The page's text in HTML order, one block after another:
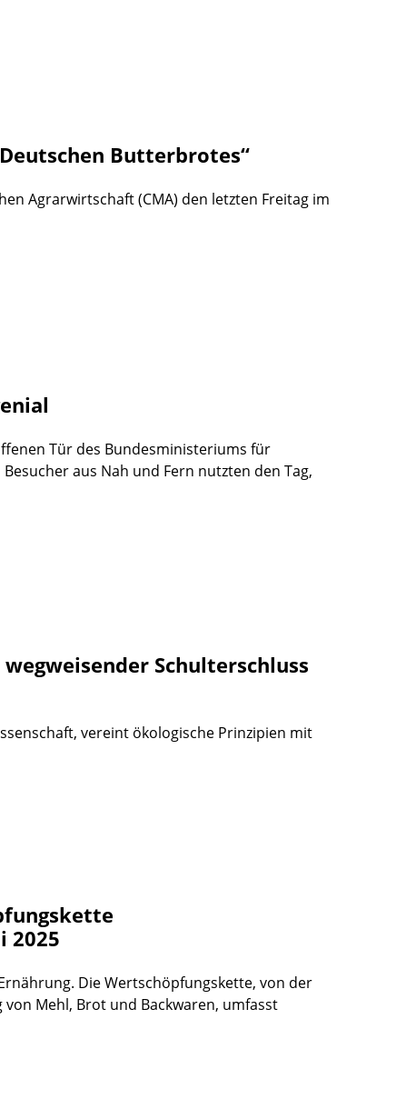
Butterbrotes“
Agrarwirtschaft (CMA) den letzten Freitag im
Tür des Bundesministeriums für
aus Nah und Fern nutzten den Tag,
Schulterschluss
vereint ökologische Prinzipien mit
2025
Die Wertschöpfungskette, von der
Mehl, Brot und Backwaren, umfasst